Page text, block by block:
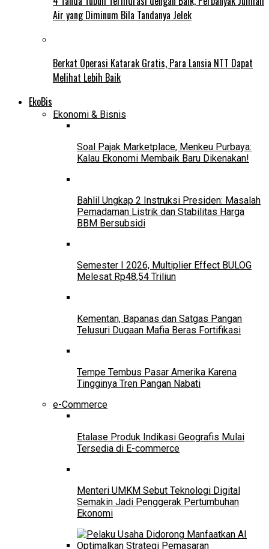
Air yang Diminum Bila Tandanya Jelek
Berkat Operasi Katarak Gratis, Para Lansia NTT Dapat
Melihat Lebih Baik
EkoBis
Ekonomi & Bisnis
Soal Pajak Marketplace, Menkeu Purbaya:
Kalau Ekonomi Membaik Baru Dikenakan!
Bahlil Ungkap 2 Instruksi Presiden: Masalah
Pemadaman Listrik dan Stabilitas Harga
BBM Bersubsidi
Semester I 2026, Multiplier Effect BULOG
Melesat Rp48,54 Triliun
Kementan, Bapanas dan Satgas Pangan
Telusuri Dugaan Mafia Beras Fortifikasi
Tempe Tembus Pasar Amerika Karena
Tingginya Tren Pangan Nabati
e-Commerce
Etalase Produk Indikasi Geografis Mulai
Tersedia di E-commerce
Menteri UMKM Sebut Teknologi Digital
Semakin Jadi Penggerak Pertumbuhan
Ekonomi